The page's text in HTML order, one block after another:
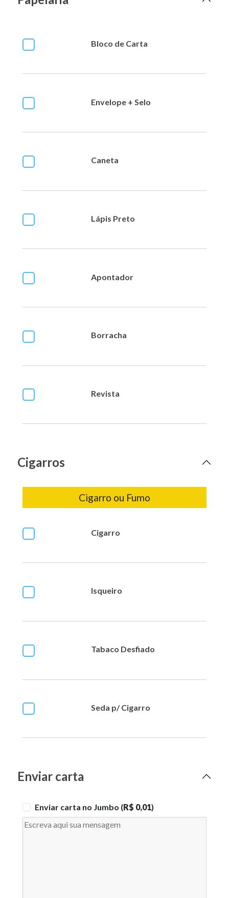
Bloco de Carta
Envelope + Selo
Caneta
Lápis Preto
Apontador
Borracha
Revista
Cigarros
Cigarro ou Fumo
Cigarro
Isqueiro
Tabaco Desfiado
Seda p/ Cigarro
Enviar carta
Enviar carta no Jumbo (R$ 0,01)